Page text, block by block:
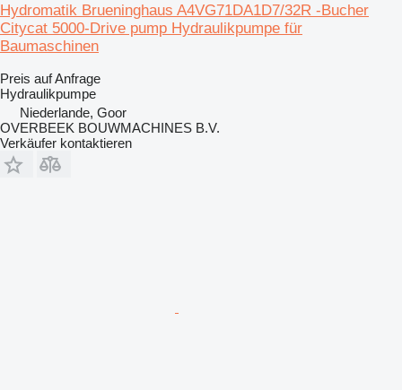
Hydromatik Brueninghaus A4VG71DA1D7/32R -Bucher
Citycat 5000-Drive pump Hydraulikpumpe für
Baumaschinen
Preis auf Anfrage
Hydraulikpumpe
Niederlande, Goor
OVERBEEK BOUWMACHINES B.V.
Verkäufer kontaktieren